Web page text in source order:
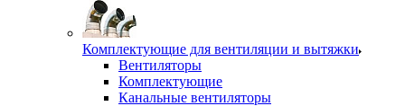
Комплектующие для вентиляции и вытяжки
Вентиляторы
Комплектующие
Канальные вентиляторы